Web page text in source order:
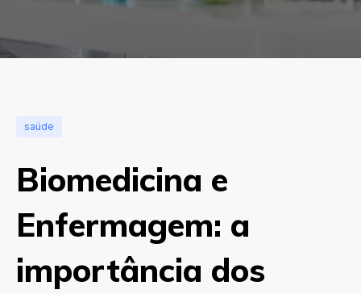
saúde
Biomedicina e
Enfermagem: a
importância dos